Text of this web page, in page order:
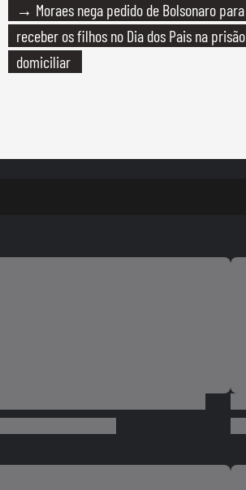
→ Moraes nega pedido de Bolsonaro para
receber os filhos no Dia dos Pais na prisão
domiciliar